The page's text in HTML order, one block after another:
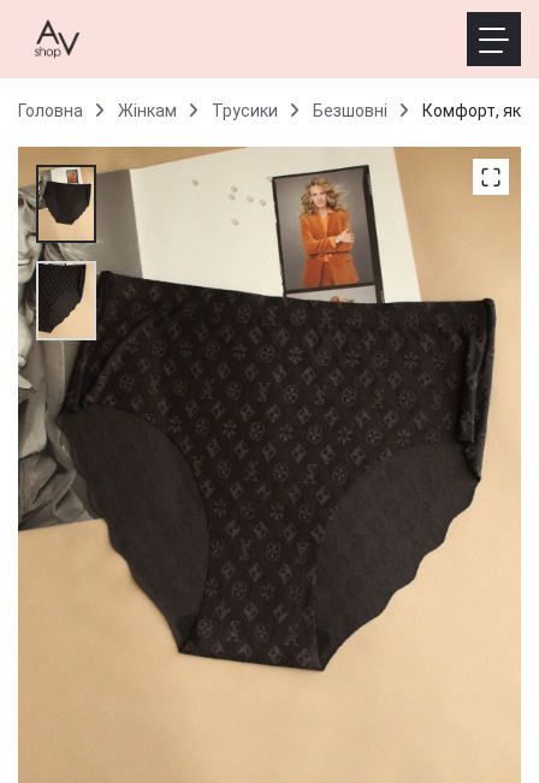
Головна Жінкам Трусики Безшовні Комфорт,